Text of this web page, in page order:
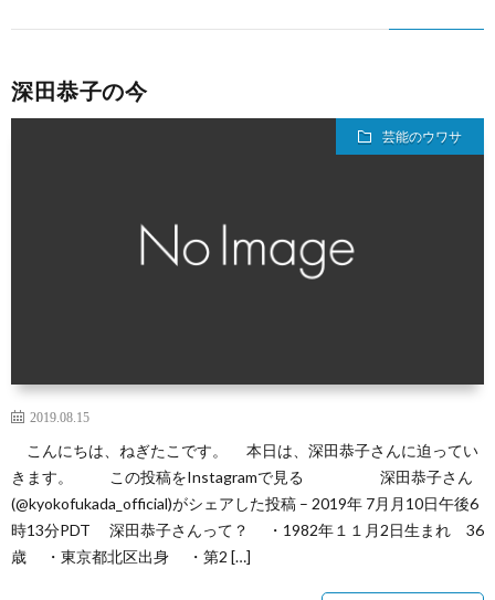
深田恭子の今
芸能のウワサ
2019.08.15
こんにちは、ねぎたこです。 本日は、深田恭子さんに迫ってい
きます。 この投稿をInstagramで見る 深田恭子さん
(@kyokofukada_official)がシェアした投稿 – 2019年 7月月10日午後6
時13分PDT 深田恭子さんって？ ・1982年１１月2日生まれ 36
歳 ・東京都北区出身 ・第2 […]